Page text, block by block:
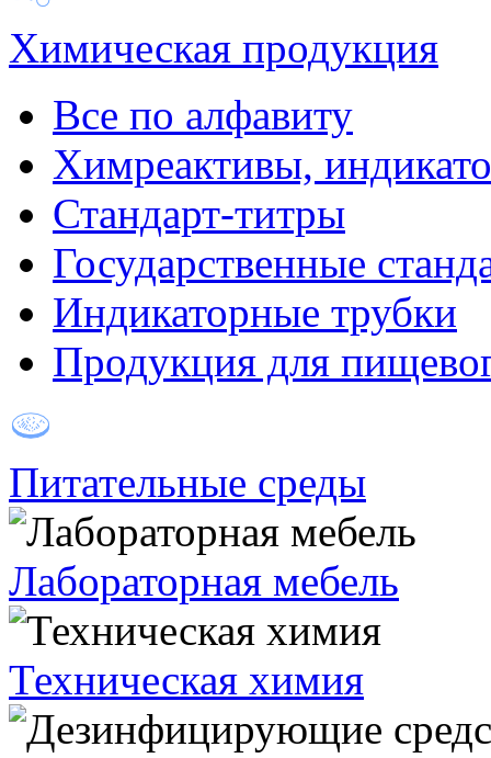
Химическая продукция
Все по алфавиту
Химреактивы,
Стандарт-титры
Государственные
Индикаторные трубки
Продукция для
Питательные среды
Лабораторная мебель
Техническая химия